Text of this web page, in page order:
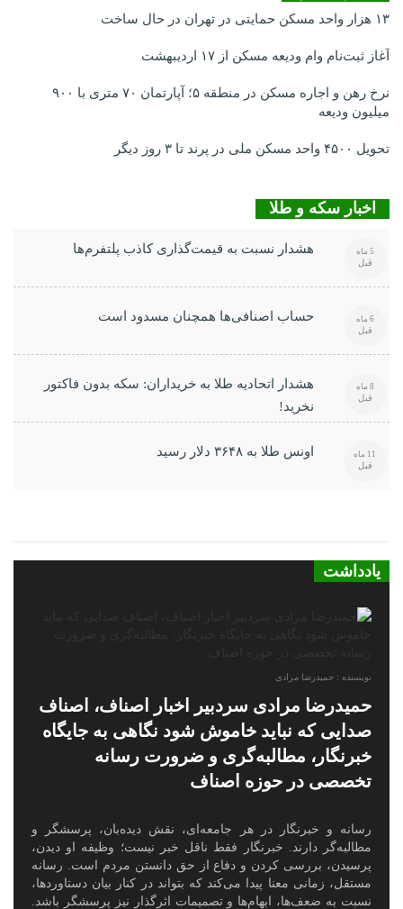
۱۳ هزار واحد مسکن حمایتی در تهران در حال ساخت
آغاز ثبت‌نام وام ودیعه مسکن از ۱۷ اردیبهشت
نرخ‌ رهن و اجاره مسکن در منطقه ۵؛ آپارتمان ۷۰ متری با ۹۰۰
میلیون ودیعه
تحویل ۴۵۰۰ واحد مسکن ملی در پرند تا ۳ روز دیگر
اخبار سکه و طلا
هشدار نسبت به قیمت‌گذاری کاذب پلتفرم‌ها 5 ماه
قبل
حساب اصنافی‌ها همچنان مسدود است 6 ماه
قبل
هشدار اتحادیه طلا به خریداران: سکه بدون فاکتور
نخرید!
8 ماه
قبل
اونس طلا به ۳۶۴۸ دلار رسید 11 ماه
قبل
یادداشت
نویسنده : حمیدرضا مرادی
حمیدرضا مرادی سردبیر اخبار اصناف، اصناف
صدایی که نباید خاموش شود نگاهی به جایگاه
خبرنگار، مطالبه‌گری و ضرورت رسانه
تخصصی در حوزه اصناف
رسانه و خبرنگار در هر جامعه‌ای، نقش دیده‌بان، پرسشگر و
مطالبه‌گر دارند. خبرنگار فقط ناقل خبر نیست؛ وظیفه او دیدن،
پرسیدن، بررسی کردن و دفاع از حق دانستن مردم است. رسانه
مستقل، زمانی معنا پیدا می‌کند که بتواند در کنار بیان دستاوردها،
نسبت به ضعف‌ها، ابهام‌ها و تصمیمات اثرگذار نیز پرسشگر باشد.